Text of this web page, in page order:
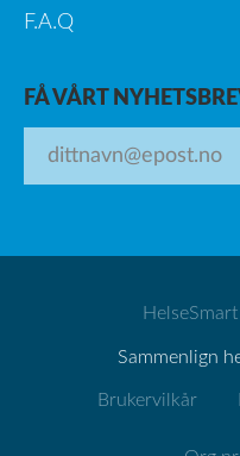
F.A.Q
FÅ VÅRT
Sammenlign
Brukervilkår